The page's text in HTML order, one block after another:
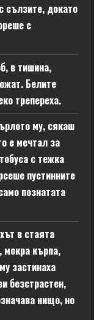
сълзите, докато
с
в тишина,
Белите
трепереха.
му, сякаш
е мечтал за
с тежка
пустинните
познатата
в стаята
мокра кърпа,
застинаха
безстрастен,
нищо, но